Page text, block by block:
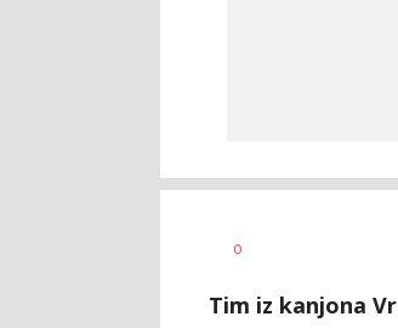
AUTOR
0
Tim iz kanjona